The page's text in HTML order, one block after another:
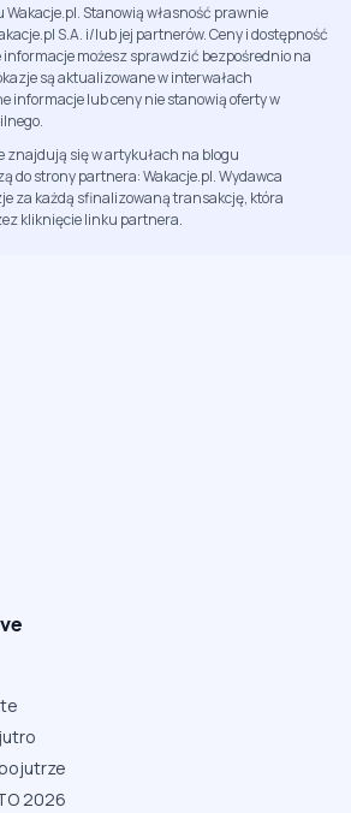
Wakacje.pl. Stanowią własność prawnie
S.A. i/lub jej partnerów. Ceny i dostępność
możesz sprawdzić bezpośrednio na
są aktualizowane w interwałach
informacje lub ceny nie stanowią oferty w
znajdują się w artykułach na blogu
do strony partnera: Wakacje.pl. Wydawca
za każdą sfinalizowaną transakcję, która
kliknięcie linku partnera.
2026